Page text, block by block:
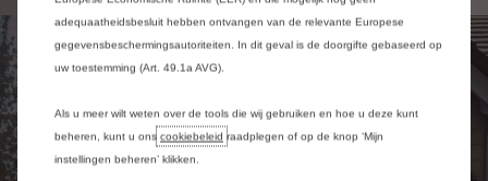
adequaatheidsbesluit hebben ontvangen van de relevante Europese
gegevensbeschermingsautoriteiten. In dit geval is de doorgifte gebaseerd op
uw toestemming (Art. 49.1a AVG).
Als u meer wilt weten over de tools die wij gebruiken en hoe u deze kunt
beheren, kunt u ons cookiebeleid raadplegen of op de knop ‘Mijn
instellingen beheren’ klikken.